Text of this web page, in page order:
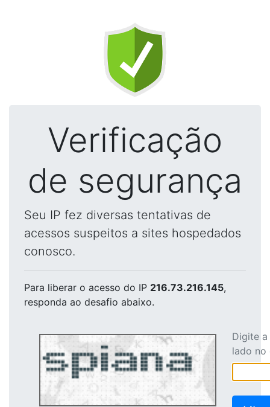
Verificação
de segurança
Seu IP fez diversas tentativas de
acessos suspeitos a sites hospedados
conosco.
Para liberar o acesso do IP 216.73.216.145,
responda ao desafio abaixo.
Digite
lado no